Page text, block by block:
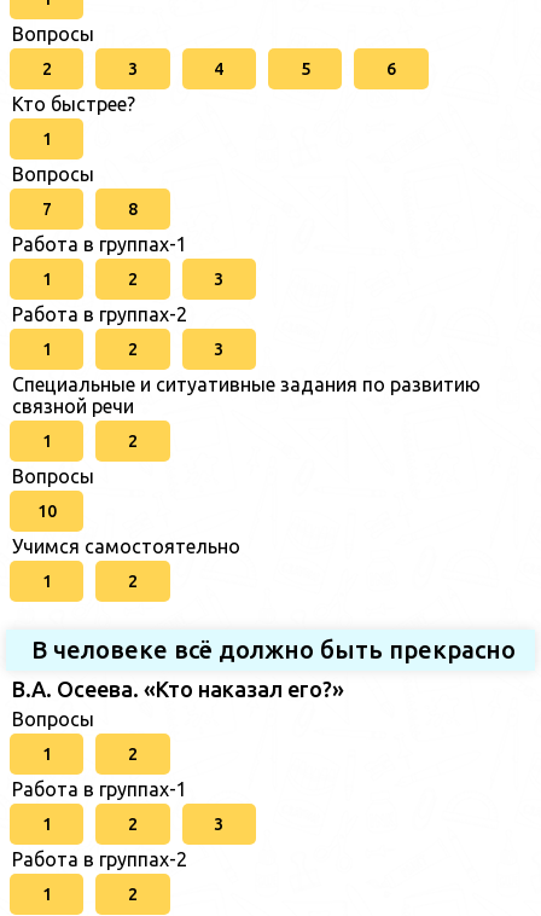
Вопросы
2 3 4 5 6
Кто быстрее?
1
Вопросы
7 8
Работа в группах-1
1 2 3
Работа в группах-2
1 2 3
Специальные и ситуативные задания по развитию
связной речи
1 2
Вопросы
10
Учимся самостоятельно
1 2
В человеке всё должно быть прекрасно
В.А. Осеева. «Кто наказал его?»
Вопросы
1 2
Работа в группах-1
1 2 3
Работа в группах-2
1 2